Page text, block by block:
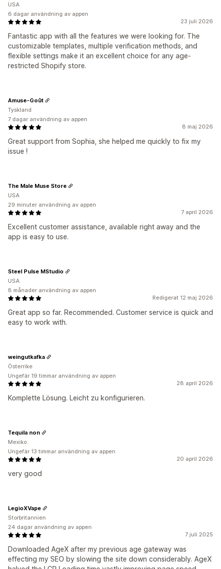
23 juli 2026
Fantastic app with all the features we were looking for. The
customizable templates, multiple verification methods, and
flexible settings make it an excellent choice for any age-
restricted Shopify store.
USA
6 dagar användning av appen
8 maj 2026
Great support from Sophia, she helped me quickly to fix my
issue !
Amuse-Goût
Tyskland
7 dagar användning av appen
7 april 2026
Excellent customer assistance, available right away and the
app is easy to use.
The Male Muse Store
USA
29 minuter användning av appen
Redigerat 12 maj 2026
Great app so far. Recommended. Customer service is quick and
easy to work with.
Steel Pulse MStudio
USA
8 månader användning av appen
28 april 2026
Komplette Lösung. Leicht zu konfigurieren.
weingutkafka
Österrike
Ungefär 19 timmar användning av appen
20 april 2026
very good
Tequila non
Mexiko
Ungefär 13 timmar användning av appen
7 juli 2025
Downloaded AgeX after my previous age gateway was
effecting my SEO by slowing the site down considerably. AgeX
LegioXVape
Storbritannien
24 dagar användning av appen